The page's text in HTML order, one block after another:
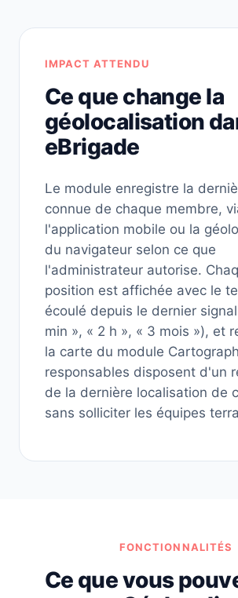
IMPACT ATTENDU
Ce que change la
géolocalisation
eBrigade
Le module enregistre la
connue de chaque membre,
l'application mobile ou la
du navigateur selon ce que
l'administrateur autorise.
position est affichée avec le
écoulé depuis le dernier
min », « 2 h », « 3 mois »), et
la carte du module
responsables disposent d'un
de la dernière localisation de
sans solliciter les équipes
FONCTIONNALITÉS
Ce que vous